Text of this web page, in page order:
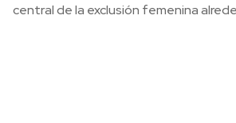
central de la exclusión femenina